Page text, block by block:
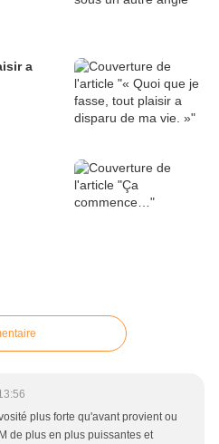
a
plus forte qu'avant provient ou
de plus en plus puissantes et